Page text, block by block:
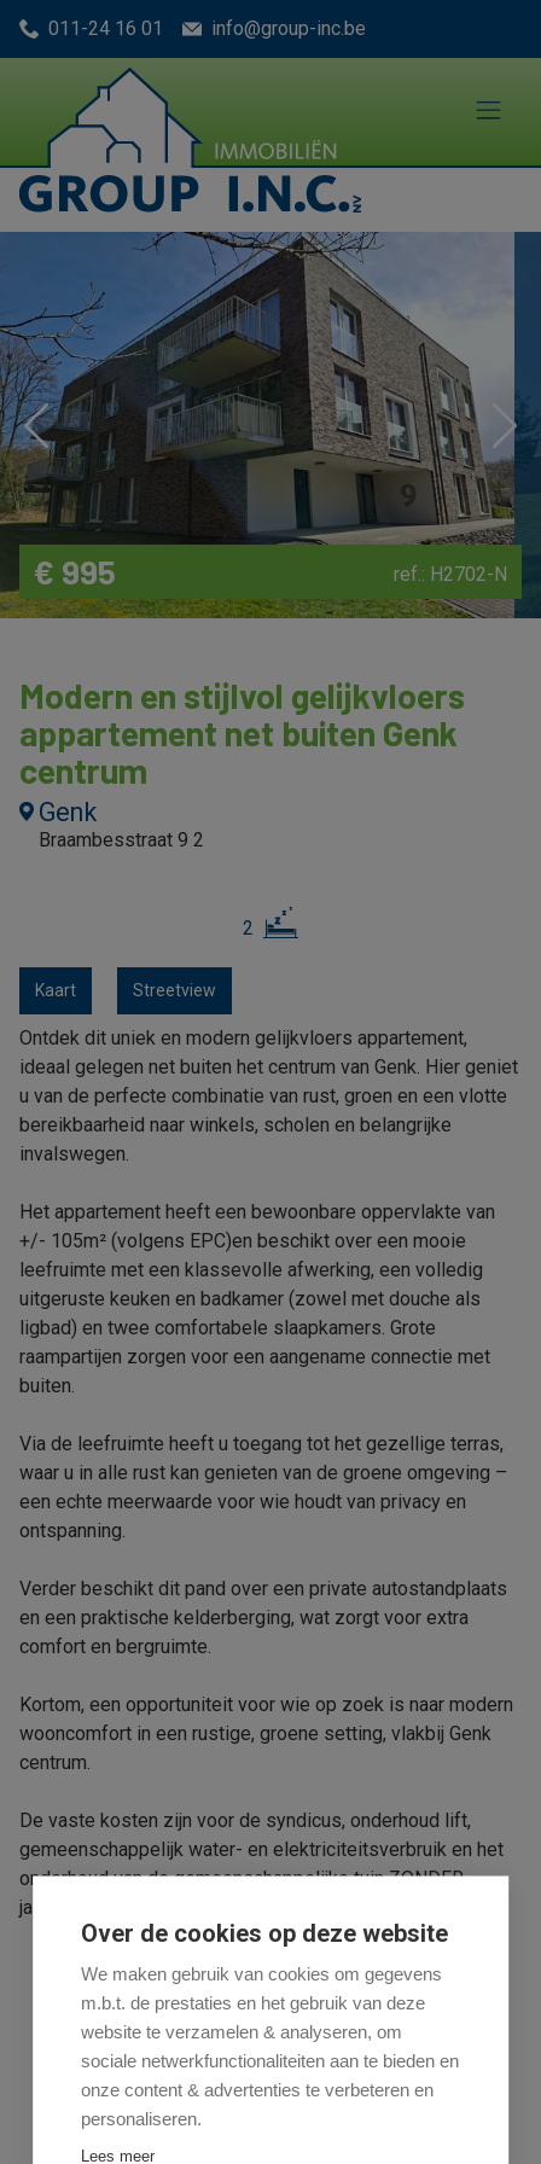
Menu overslaan en naar de inhoud gaan
011-24 16 01 info@group-inc.be
Previous
€ 995 ref.: H2702-N
Modern en stijlvol gelijkvloers
appartement net buiten Genk
centrum
Genk
Braambesstraat 9 2
2
Kaart Streetview
Ontdek dit uniek en modern gelijkvloers appartement,
ideaal gelegen net buiten het centrum van Genk. Hier geniet
u van de perfecte combinatie van rust, groen en een vlotte
bereikbaarheid naar winkels, scholen en belangrijke
invalswegen.
Het appartement heeft een bewoonbare oppervlakte van
+/- 105m² (volgens EPC)en beschikt over een mooie
leefruimte met een klassevolle afwerking, een volledig
uitgeruste keuken en badkamer (zowel met douche als
ligbad) en twee comfortabele slaapkamers. Grote
raampartijen zorgen voor een aangename connectie met
buiten.
Via de leefruimte heeft u toegang tot het gezellige terras,
waar u in alle rust kan genieten van de groene omgeving –
een echte meerwaarde voor wie houdt van privacy en
ontspanning.
Verder beschikt dit pand over een private autostandplaats
en een praktische kelderberging, wat zorgt voor extra
comfort en bergruimte.
Kortom, een opportuniteit voor wie op zoek is naar modern
wooncomfort in een rustige, groene setting, vlakbij Genk
centrum.
De vaste kosten zijn voor de syndicus, onderhoud lift,
gemeenschappelijk water- en elektriciteitsverbruik en het
onderhoud van de gemeenschappelijke tuin ZONDER
jaarlijkse afrekening.
Uw makelaar
Over de cookies op deze website
We maken gebruik van cookies om gegevens
m.b.t. de prestaties en het gebruik van deze
website te verzamelen & analyseren, om
sociale netwerkfunctionaliteiten aan te bieden en
onze content & advertenties te verbeteren en
personaliseren.
Lees meer